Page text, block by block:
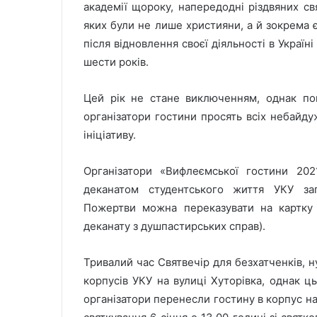
академії щороку, напередодні різдвяних
яких були не лише християни, а й зокрема
після відновлення своєї діяльності в
шести років.
Цей рік не стане виключенням, однак
організатори гостини просять всіх
ініціативу.
Організатори «Вифлеємської гостини
деканатом студентського життя УКУ
Пожертви можна переказувати на
деканату з душпастирських справ).
Тривалий час Святвечір для
корпусів УКУ на вулиці Хуторівка, однак
організатори перенесли гостину в корпус